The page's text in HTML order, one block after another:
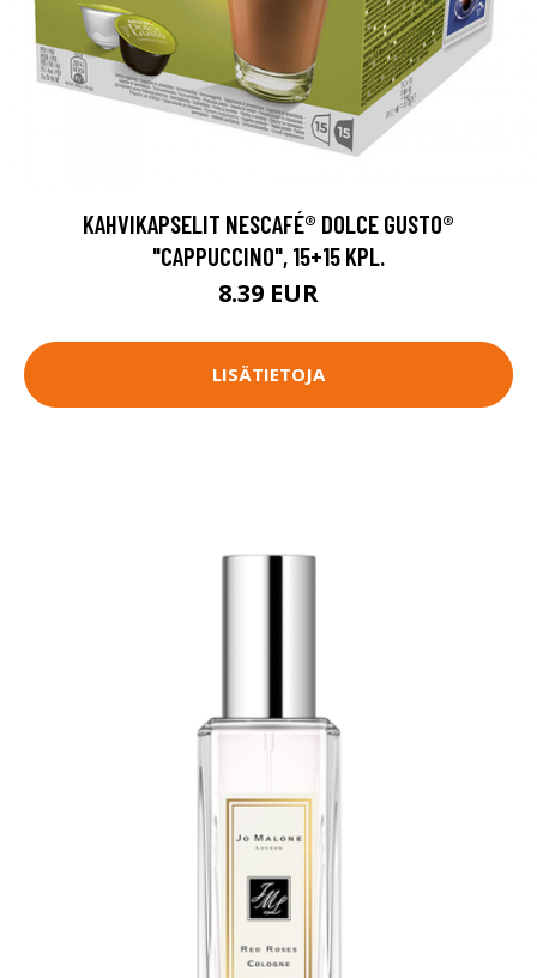
KAHVIKAPSELIT NESCAFÉ® DOLCE GUSTO®
"CAPPUCCINO", 15+15 KPL.
8.39 EUR
LISÄTIETOJA